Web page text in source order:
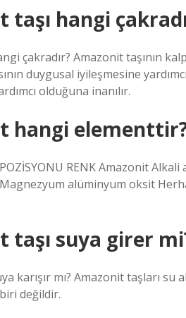
taşı hangi
çakradır? Amazonit taşının
duygusal iyileşmesine
olduğuna inanılır.
hangi
RENK Amazonit
Magnezyum alüminyum oksit
taşı suya girer
karışır mı? Amazonit taşları
değildir.